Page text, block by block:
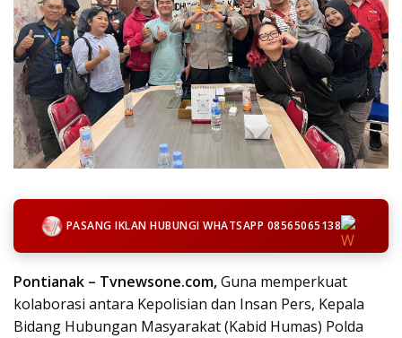
PASANG IKLAN HUBUNGI WHATSAPP 08565065138
Pontianak – Tvnewsone.com,Guna memperkuat
kolaborasi antara Kepolisian dan Insan Pers, Kepala
Bidang Hubungan Masyarakat (Kabid Humas) Polda